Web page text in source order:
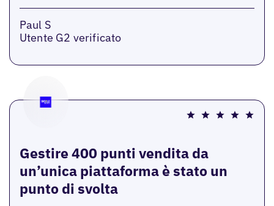
Paul S
Utente G2 verificato
Gestire 400 punti vendita da
un’unica piattaforma è stato un
punto di svolta